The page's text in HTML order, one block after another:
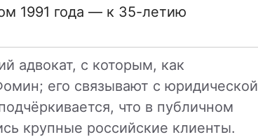
1991 года — к 35-летию
адвокат, с которым, как
его связывают с юридической
что в публичном
крупные российские клиенты.